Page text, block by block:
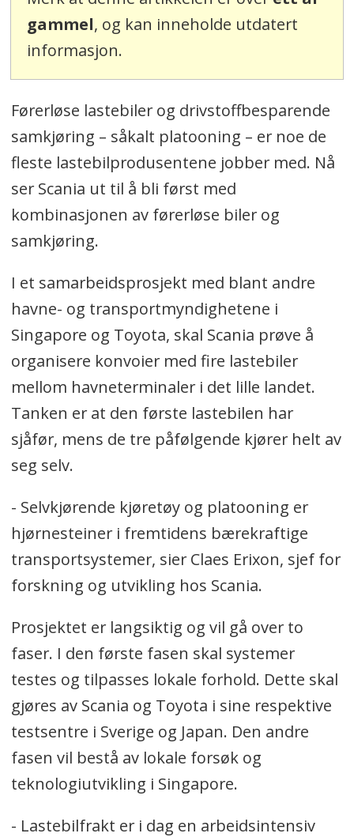
gammel, og kan inneholde utdatert
informasjon.
Førerløse lastebiler og drivstoffbesparende
samkjøring – såkalt platooning – er noe de
fleste lastebilprodusentene jobber med. Nå
ser Scania ut til å bli først med
kombinasjonen av førerløse biler og
samkjøring.
I et samarbeidsprosjekt med blant andre
havne- og transportmyndighetene i
Singapore og Toyota, skal Scania prøve å
organisere konvoier med fire lastebiler
mellom havneterminaler i det lille landet.
Tanken er at den første lastebilen har
sjåfør, mens de tre påfølgende kjører helt av
seg selv.
- Selvkjørende kjøretøy og platooning er
hjørnesteiner i fremtidens bærekraftige
transportsystemer, sier Claes Erixon, sjef for
forskning og utvikling hos Scania.
Prosjektet er langsiktig og vil gå over to
faser. I den første fasen skal systemer
testes og tilpasses lokale forhold. Dette skal
gjøres av Scania og Toyota i sine respektive
testsentre i Sverige og Japan. Den andre
fasen vil bestå av lokale forsøk og
teknologiutvikling i Singapore.
- Lastebilfrakt er i dag en arbeidsintensiv